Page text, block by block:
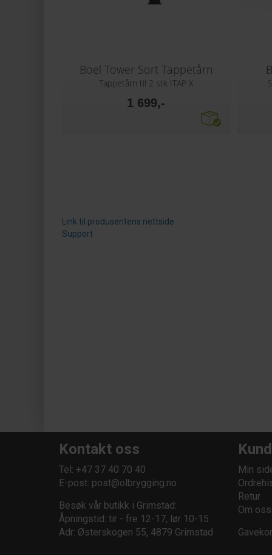
Boel Tower Sort Tappetårn
Tappetårn til 2 stk ITAP X
1 699,-
Link til produsentens nettside
Support
Kontakt oss
Tel: +47 37 40 70 40
E-post: post@olbrygging.no
Besøk vår butikk i Grimstad:
Åpningstid: tir - fre 12-17, lør 10-15
Adr: Østerskogen 55, 4879 Grimstad
Min
Retur
Om oss